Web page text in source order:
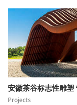
安徽茶谷标志性雕塑
Projects